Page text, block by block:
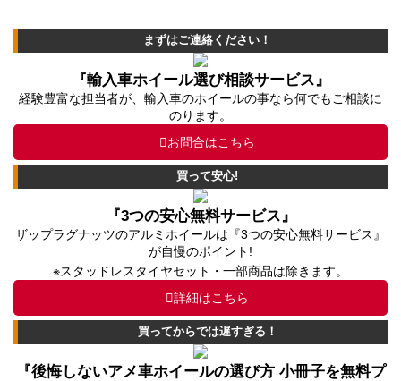
まずはご連絡ください！
『輸入車ホイール選び相談サービス』
経験豊富な担当者が、輸入車のホイールの事なら何でもご相談に
のります。
お問合はこちら
買って安心!
『3つの安心無料サービス』
ザップラグナッツのアルミホイールは『3つの安心無料サービス』
が自慢のポイント!
※スタッドレスタイヤセット・一部商品は除きます。
詳細はこちら
買ってからでは遅すぎる！
『後悔しないアメ車ホイールの選び方 小冊子を無料プ